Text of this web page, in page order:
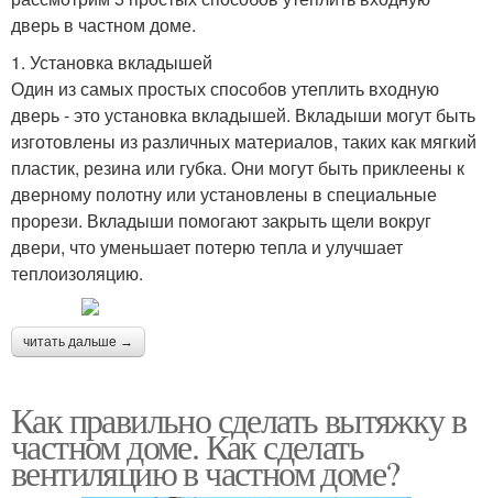
дверь в частном доме.
1. Установка вкладышей
Один из самых простых способов утеплить входную
дверь - это установка вкладышей. Вкладыши могут быть
изготовлены из различных материалов, таких как мягкий
пластик, резина или губка. Они могут быть приклеены к
дверному полотну или установлены в специальные
прорези. Вкладыши помогают закрыть щели вокруг
двери, что уменьшает потерю тепла и улучшает
теплоизоляцию.
читать дальше →
Как правильно сделать вытяжку в
частном доме. Как сделать
вентиляцию в частном доме?